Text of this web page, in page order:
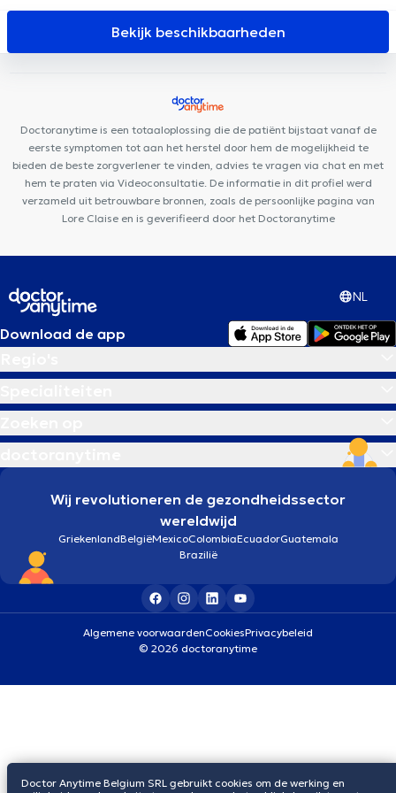
Centre Synapsis Liège
Lazeo Liège
Kin&Perform Fléron
Centre de diététique NaturHouse Liège
Institut du poids de Beaufays
Bekijk beschikbaarheden
Doctoranytime is een totaaloplossing die de patiënt bijstaat vanaf de
eerste symptomen tot aan het herstel door hem de mogelijkheid te
bieden de beste zorgverlener te vinden, advies te vragen via chat en met
hem te praten via Videoconsultatie. De informatie in dit profiel werd
verzameld uit betrouwbare bronnen, zoals de persoonlijke pagina van
Lore Claise en is geverifieerd door het Doctoranytime
NL
Download de app
Wij revolutioneren de gezondheidssector
wereldwijd
GriekenlandBelgiëMexicoColombiaEcuadorGuatemala
Brazilië
Algemene voorwaardenCookiesPrivacybeleid
© 2026 doctoranytime
Doctor Anytime Belgium SRL gebruikt cookies om de werking en